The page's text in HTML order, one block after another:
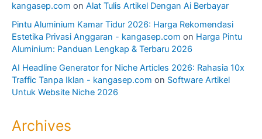
kangasep.com on Alat Tulis Artikel Dengan Ai Berbayar
Pintu Aluminium Kamar Tidur 2026: Harga Rekomendasi
Estetika Privasi Anggaran - kangasep.com on Harga Pintu
Aluminium: Panduan Lengkap & Terbaru 2026
AI Headline Generator for Niche Articles 2026: Rahasia 10x
Traffic Tanpa Iklan - kangasep.com on Software Artikel
Untuk Website Niche 2026
Archives